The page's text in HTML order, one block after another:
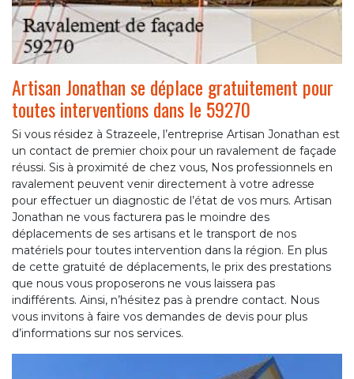
Artisan Jonathan se déplace gratuitement pour
toutes interventions dans le 59270
Si vous résidez à Strazeele, l’entreprise Artisan Jonathan est
un contact de premier choix pour un ravalement de façade
réussi. Sis à proximité de chez vous, Nos professionnels en
ravalement peuvent venir directement à votre adresse
pour effectuer un diagnostic de l’état de vos murs. Artisan
Jonathan ne vous facturera pas le moindre des
déplacements de ses artisans et le transport de nos
matériels pour toutes intervention dans la région. En plus
de cette gratuité de déplacements, le prix des prestations
que nous vous proposerons ne vous laissera pas
indifférents. Ainsi, n’hésitez pas à prendre contact. Nous
vous invitons à faire vos demandes de devis pour plus
d’informations sur nos services.